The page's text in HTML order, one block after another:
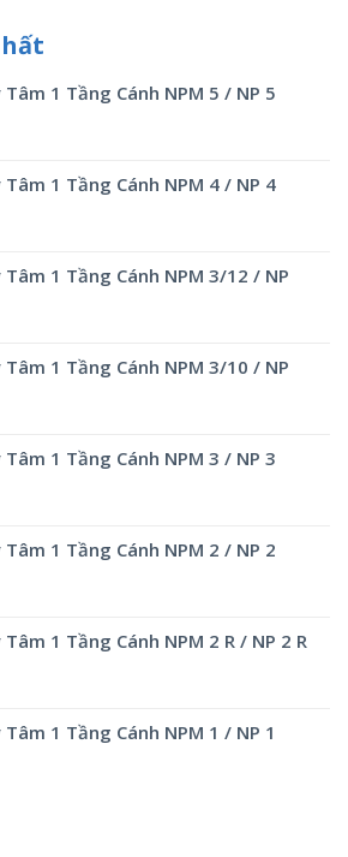
Tâm 1 Tầng Cánh NPM 5 / NP 5
Tâm 1 Tầng Cánh NPM 4 / NP 4
Tâm 1 Tầng Cánh NPM 3/12 / NP
Tâm 1 Tầng Cánh NPM 3/10 / NP
Tâm 1 Tầng Cánh NPM 3 / NP 3
Tâm 1 Tầng Cánh NPM 2 / NP 2
1 Tầng Cánh NPM 2 R / NP 2 R
Tâm 1 Tầng Cánh NPM 1 / NP 1